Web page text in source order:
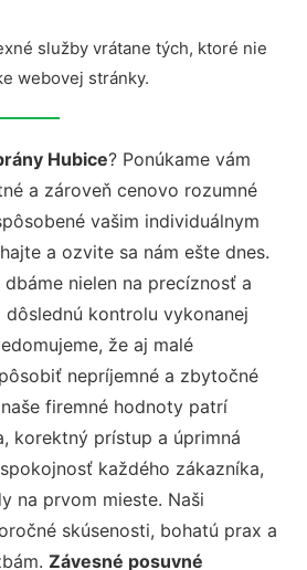
služby vrátane tých, ktoré nie
webovej stránky.
Hubice? Ponúkame vám
a zároveň cenovo rozumné
vašim individuálnym
a ozvite sa nám ešte dnes.
nielen na precíznosť a
kontrolu vykonanej
že aj malé
nepríjemné a zbytočné
firemné hodnoty patrí
korektný prístup a úprimná
každého zákazníka,
na prvom mieste. Naši
skúsenosti, bohatú prax a
Závesné posuvné